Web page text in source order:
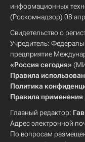
информационных
(Роскомнадзор) 08
Свидетельство о
Учредитель:
предприятие
«Россия сегодня»
Правила
Политика
Правила применения
Главный редактор:
Адрес электронной
По вопросам